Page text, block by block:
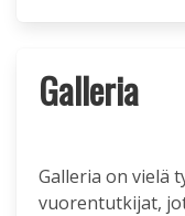
Galleria
Galleria on vielä
vuorentutkijat,